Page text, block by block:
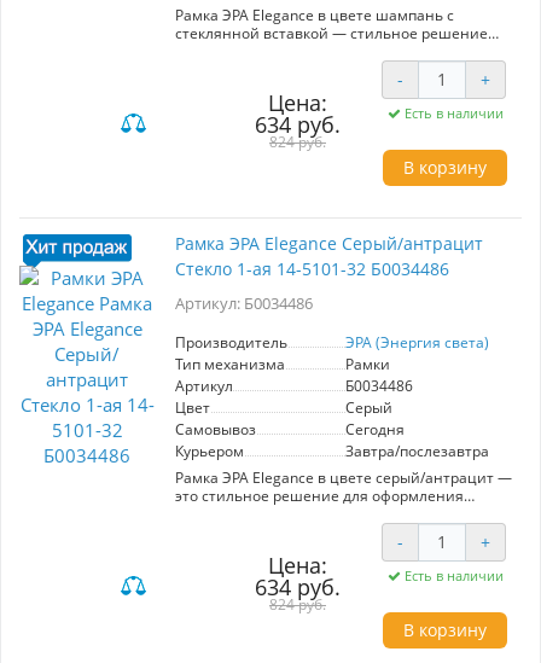
Рамка ЭРА Elegance в цвете шампань с
стеклянной вставкой — стильное решение
предназначена для установки одной розетки
или выключателя. Изготовлена из
высококачественных материалов, что
обеспечивает долговечность и устойчивость к
повреждениям. Эстетичный дизайн и
элегантная отделка добавляют изысканности
любому помещению, будь то квартира, офис
монтажа позволяет быстро установить рамку
без лишних усилий. Идеально подходит для
современных интерьеров, подчеркивает вкус
и внимание к деталям. Выберите ЭРА Elegance
вашем доме.
Цена:
634 руб.
824 руб.
- +
Есть в наличии
В корзину
Рамка ЭРА Elegance Серый/антрацит
Стекло 1-ая 14-5101-32 Б0034486
Артикул: Б0034486
Производитель
ЭРА (Энергия света)
Тип механизма
Рамки
Артикул
Б0034486
Цвет
Серый
Самовывоз
Сегодня
Курьером
Завтра/послезавтра
Рамка ЭРА Elegance в цвете серый/антрацит —
это стильное решение для оформления
местом (артикул 14-5101-32) выполнена из
качественного пластика, что обеспечивает
долговечность и устойчивость к
повреждениям. Стеклянная панель придаёт
современный вид и легко очищается от
загрязнений. Ключевые характеристики: -
Количество мест: 1 - Материал: пластик и
Цена:
634 руб.
824 руб.
- +
Есть в наличии
В корзину